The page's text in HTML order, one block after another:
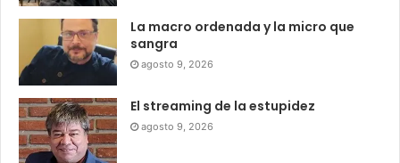
La macro ordenada y la micro que
sangra
agosto 9, 2026
El streaming de la estupidez
agosto 9, 2026